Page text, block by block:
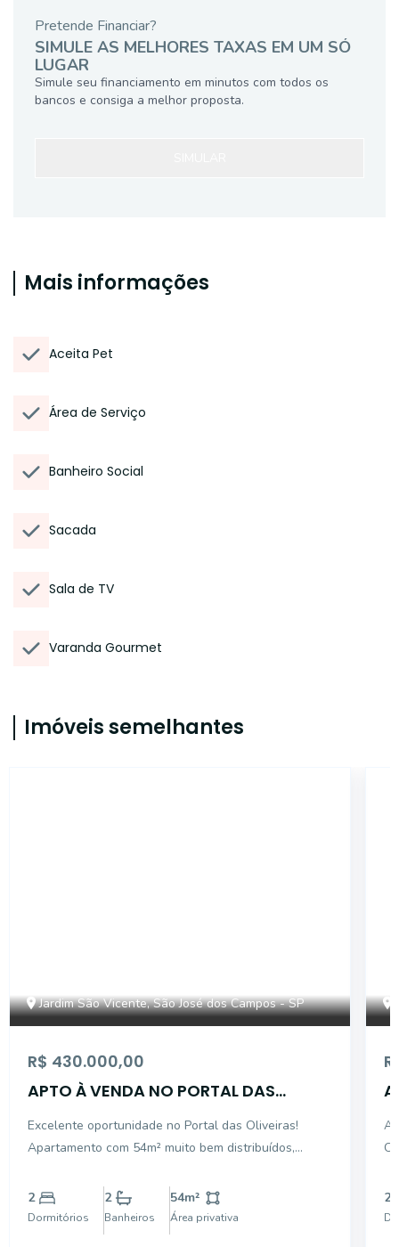
Pretende Financiar?
SIMULE AS MELHORES TAXAS EM UM SÓ
LUGAR
Simule seu financiamento em minutos com todos os
bancos e consiga a melhor proposta.
Mais informações
Aceita Pet
Área de Serviço
Banheiro Social
Sacada
Sala de TV
Varanda Gourmet
Imóveis semelhantes
Jardim São Vicente, São José dos Campos - SP
R$ 430.000,00
APTO À VENDA NO PORTAL DAS
VARANDA GOURMET
Excelente oportunidade no Portal das Oliveiras!
Apartamento com 54m² muito bem distribuídos,
planejados para proporcionar mais conforto,
funcionalidade e aproveitamento de espaço. Com um
projeto moderno, o imó
2
Dormitórios
2
Banheiros
54m²
Área privativa
2